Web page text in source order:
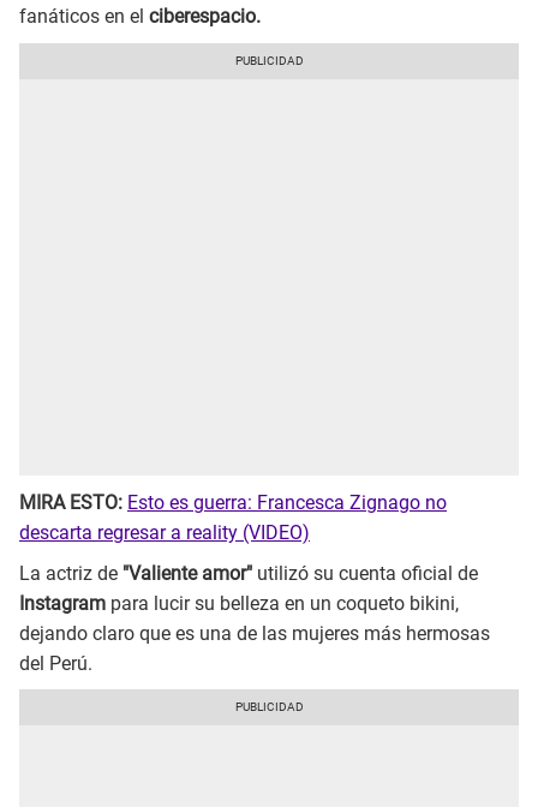
fanáticos en el ciberespacio.
MIRA ESTO: Esto es guerra: Francesca Zignago no
descarta regresar a reality (VIDEO)
La actriz de "Valiente amor" utilizó su cuenta oficial de
Instagram para lucir su belleza en un coqueto bikini,
dejando claro que es una de las mujeres más hermosas
del Perú.